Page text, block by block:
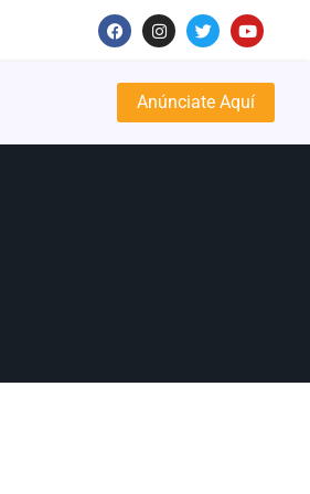
Anúnciate Aquí